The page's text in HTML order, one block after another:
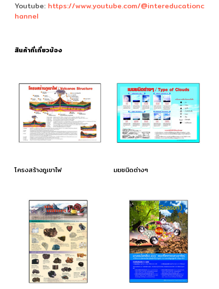
Youtube: https://www.youtube.com/@intereducationc
hannel
สินค้าที่เกี่ยวข้อง
โครงสร้างภูเขาไฟ มฆชนิดต่างๆ